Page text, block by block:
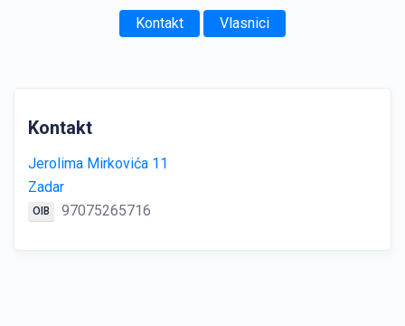
Kontakt Vlasnici
Kontakt
Jerolima Mirkovića 11
Zadar
OIB 97075265716